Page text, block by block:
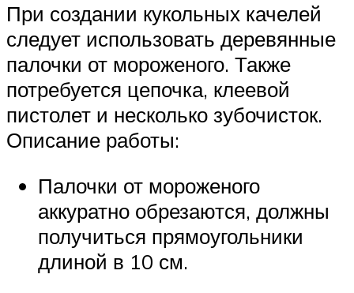
При создании кукольных качелей
следует использовать деревянные
палочки от мороженого. Также
потребуется цепочка, клеевой
пистолет и несколько зубочисток.
Описание работы:
Палочки от мороженого
аккуратно обрезаются, должны
получиться прямоугольники
длиной в 10 см.